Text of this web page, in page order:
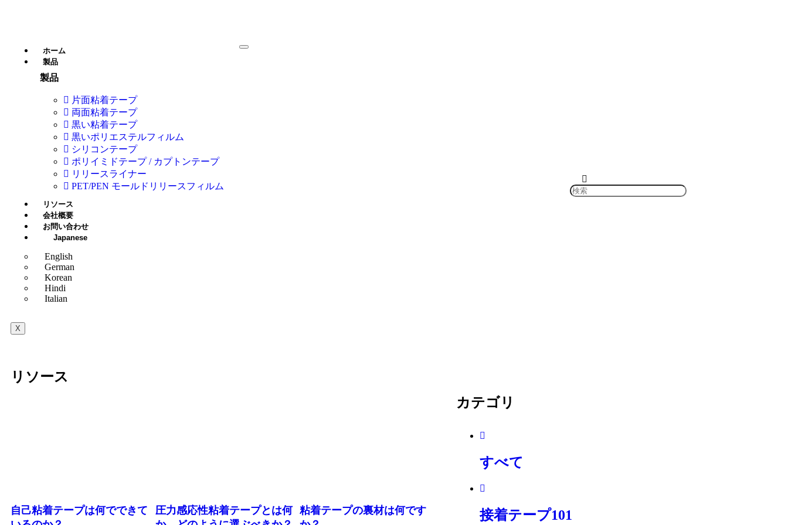
ホーム
製品
製品
片面粘着テープ
両面粘着テープ
黒い粘着テープ
黒いポリエステルフィルム
シリコンテープ
ポリイミドテープ / カプトンテープ
リリースライナー
PET/PEN モールドリリースフィルム
リソース
会社概要
お問い合わせ
Japanese
English
German
Korean
Hindi
Italian
X
リソース
自己粘着テープは何でできて
圧力感応性粘着テープとは何
粘着テープの裏材は何です
カテゴリ
すべて
接着テープ101